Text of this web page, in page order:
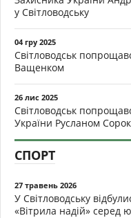
у Світловодську
04 гру 2025
Світловодськ
Ващенком
26 лис 2025
Світловодськ
України Русланом
СПОРТ
27 травень 2026
У Світловодську
«Вітрила надій» серед